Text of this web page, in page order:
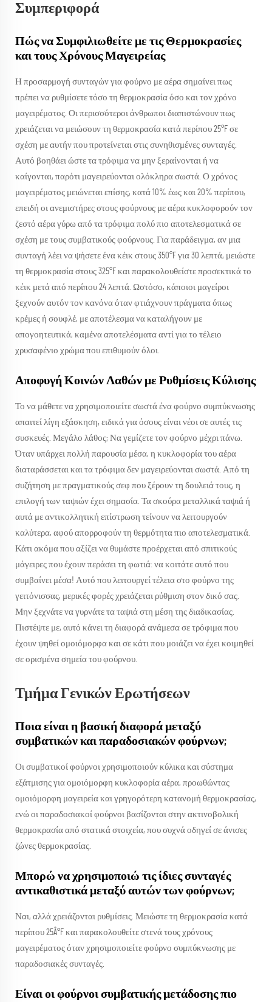
Συμπεριφορά
Πώς να Συμφιλιωθείτε με τις Θερμοκρασίες
και τους Χρόνους Μαγειρείας
Η προσαρμογή συνταγών για φούρνο με αέρα σημαίνει πως
πρέπει να ρυθμίσετε τόσο τη θερμοκρασία όσο και τον χρόνο
μαγειρέματος. Οι περισσότεροι άνθρωποι διαπιστώνουν πως
χρειάζεται να μειώσουν τη θερμοκρασία κατά περίπου 25°F σε
σχέση με αυτήν που προτείνεται στις συνηθισμένες συνταγές.
Αυτό βοηθάει ώστε τα τρόφιμα να μην ξεραίνονται ή να
καίγονται, παρότι μαγειρεύονται ολόκληρα σωστά. Ο χρόνος
μαγειρέματος μειώνεται επίσης, κατά 10% έως και 20% περίπου,
επειδή οι ανεμιστήρες στους φούρνους με αέρα κυκλοφορούν τον
ζεστό αέρα γύρω από τα τρόφιμα πολύ πιο αποτελεσματικά σε
σχέση με τους συμβατικούς φούρνους. Για παράδειγμα, αν μια
συνταγή λέει να ψήσετε ένα κέικ στους 350°F για 30 λεπτά, μειώστε
τη θερμοκρασία στους 325°F και παρακολουθείστε προσεκτικά το
κέικ μετά από περίπου 24 λεπτά. Ωστόσο, κάποιοι μαγείροι
ξεχνούν αυτόν τον κανόνα όταν φτιάχνουν πράγματα όπως
κρέμες ή σουφλέ, με αποτέλεσμα να καταλήγουν με
απογοητευτικά, καμένα αποτελέσματα αντί για το τέλειο
χρυσαφένιο χρώμα που επιθυμούν όλοι.
Αποφυγή Κοινών Λαθών με Ρυθμίσεις Κύλισης
Το να μάθετε να χρησιμοποιείτε σωστά ένα φούρνο συμπύκνωσης
απαιτεί λίγη εξάσκηση, ειδικά για όσους είναι νέοι σε αυτές τις
συσκευές. Μεγάλο λάθος; Να γεμίζετε τον φούρνο μέχρι πάνω.
Όταν υπάρχει πολλή παρουσία μέσα, η κυκλοφορία του αέρα
διαταράσσεται και τα τρόφιμα δεν μαγειρεύονται σωστά. Από τη
συζήτηση με πραγματικούς σεφ που ξέρουν τη δουλειά τους, η
επιλογή των ταψιών έχει σημασία. Τα σκούρα μεταλλικά ταψιά ή
αυτά με αντικολλητική επίστρωση τείνουν να λειτουργούν
καλύτερα, αφού απορροφούν τη θερμότητα πιο αποτελεσματικά.
Κάτι ακόμα που αξίζει να θυμάστε προέρχεται από σπιτικούς
μάγειρες που έχουν περάσει τη φωτιά: να κοιτάτε αυτό που
συμβαίνει μέσα! Αυτό που λειτουργεί τέλεια στο φούρνο της
γειτόνισσας, μερικές φορές χρειάζεται ρύθμιση στον δικό σας.
Μην ξεχνάτε να γυρνάτε τα ταψιά στη μέση της διαδικασίας.
Πιστέψτε με, αυτό κάνει τη διαφορά ανάμεσα σε τρόφιμα που
έχουν ψηθεί ομοιόμορφα και σε κάτι που μοιάζει να έχει κοιμηθεί
σε ορισμένα σημεία του φούρνου.
Τμήμα Γενικών Ερωτήσεων
Ποια είναι η βασική διαφορά μεταξύ
συμβατικών και παραδοσιακών φούρνων;
Οι συμβατικοί φούρνοι χρησιμοποιούν κύλικα και σύστημα
εξάτμισης για ομοιόμορφη κυκλοφορία αέρα, προωθώντας
ομοιόμορφη μαγειρεία και γρηγορότερη κατανομή θερμοκρασίας,
ενώ οι παραδοσιακοί φούρνοι βασίζονται στην ακτινοβολική
θερμοκρασία από στατικά στοιχεία, που συχνά οδηγεί σε άνισες
ζώνες θερμοκρασίας.
Μπορώ να χρησιμοποιώ τις ίδιες συνταγές
αντικαθιστικά μεταξύ αυτών των φούρνων;
Ναι, αλλά χρειάζονται ρυθμίσεις. Μειώστε τη θερμοκρασία κατά
περίπου 25Â°F και παρακολουθείτε στενά τους χρόνους
μαγειρέματος όταν χρησιμοποιείτε φούρνο συμπύκνωσης με
παραδοσιακές συνταγές.
Είναι οι φούρνοι συμβατικής μετάδοσης πιο